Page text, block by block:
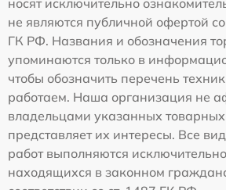
носят исключительно
не являются публичной офертой
ГК РФ. Названия и обозначения
упоминаются только в
чтобы обозначить перечень
работаем. Наша организация не
владельцами указанных
представляет их интересы. Все
работ выполняются
находящихся в законном